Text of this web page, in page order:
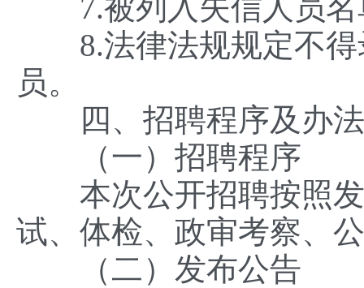
7.被列入失信人员名
8.法律法规规定不得
员。
四、招聘程序及办法
（一）招聘程序
本次公开招聘按照发
试、体检、政审考察、
（二）发布公告